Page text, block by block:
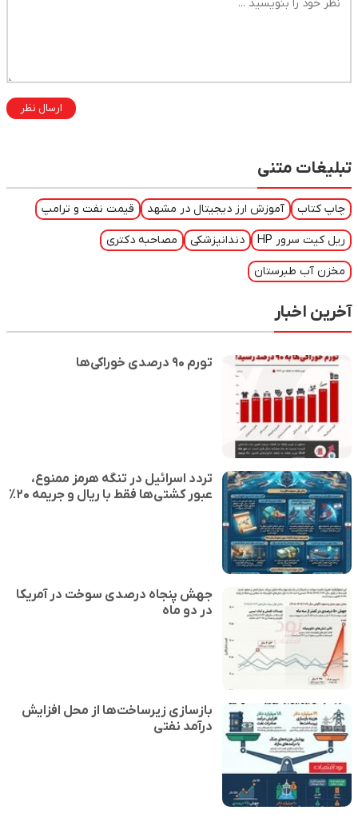
ارسال نظر
تبلیغات متنی
چاپ کتاب آموزش ارز دیجیتال در مشهد قیمت نفت و ترامپ
ریل کیت سرور HP دندانپزشکی مصاحبه دکتری
مخزن آب طبرستان
آخرین اخبار
تورم ۹۰ درصدی خوراکی‌ها
تردد اسرائیل در تنگه هرمز ممنوع،
عبور کشتی‌ها فقط با ریال و جریمه ۲۰٪
جهش پنجاه درصدی سوخت در آمریکا
در دو ماه
بازسازی زیرساخت‌ها از محل افزایش
درآمد نفتی